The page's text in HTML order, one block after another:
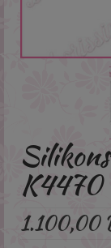
K4470
1.100,00